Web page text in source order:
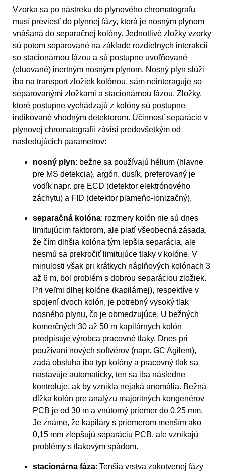
Vzorka sa po nástreku do plynového chromatografu
musí previesť do plynnej fázy, ktorá je nosným plynom
vnášaná do separačnej kolóny. Jednotlivé zložky vzorky
sú potom separované na základe rozdielnych interakcii
so stacionárnou fázou a sú postupne uvoľňované
(eluované) inertným nosným plynom. Nosný plyn slúži
iba na transport zložiek kolónou, sám neinteraguje so
separovanými zložkami a stacionárnou fázou. Zložky,
ktoré postupne vychádzajú z kolóny sú postupne
indikované vhodným detektorom. Účinnosť separácie v
plynovej chromatografii závisí predovšetkým od
nasledujúcich parametrov:
nosný plyn: bežne sa používajú hélium (hlavne
pre MS detekcia), argón, dusík, preferovaný je
vodík napr. pre ECD (detektor elektrónového
záchytu) a FID (detektor plameňo-ionizačný),
separačná kolóna: rozmery kolón nie sú dnes
limitujúcim faktorom, ale platí všeobecná zásada,
že čím dlhšia kolóna tým lepšia separácia, ale
nesmú sa prekročiť limitujúce tlaky v kolóne. V
minulosti však pri krátkych náplňových kolónach 3
až 6 m, bol problém s dobrou separáciou zložiek.
Pri veľmi dlhej kolóne (kapilárnej), respektíve v
spojení dvoch kolón, je potrebný vysoký tlak
nosného plynu, čo je obmedzujúce. U bežných
komerčných 30 až 50 m kapilárnych kolón
predpisuje výrobca pracovné tlaky. Dnes pri
používaní nových softvérov (napr. GC Agilent),
zadá obsluha iba typ kolóny a pracovný tlak sa
nastavuje automaticky, ten sa iba následne
kontroluje, ak by vznikla nejaká anomália. Bežná
dĺžka kolón pre analýzu majoritných kongenérov
PCB je od 30 m a vnútorný priemer do 0,25 mm.
Je známe, že kapiláry s priemerom menším ako
0,15 mm zlepšujú separáciu PCB, ale vznikajú
problémy s tlakovým spádom.
stacionárna fáza: Tenšia vrstva zakotvenej fázy